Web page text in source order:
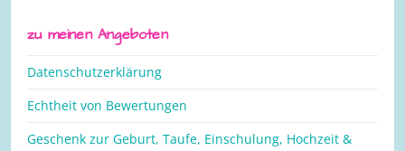
zu meinen Angeboten
Datenschutzerklärung
Echtheit von Bewertungen
Geschenk zur Geburt, Taufe, Einschulung, Hochzeit &